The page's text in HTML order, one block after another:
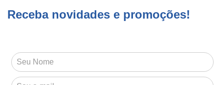
Receba novidades e promoções!